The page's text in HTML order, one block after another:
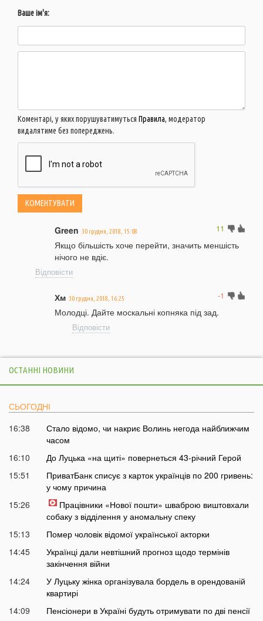
Ваше ім'я:
Коментарі, у яких порушуватимуться Правила, модератор
видалятиме без попереджень.
11
Green 30 грудня, 2018, 15:08
Якщо більшість хоче перейти, значить меншість
нічого не вдіє.
Відповісти
-1
Хм 30 грудня, 2018, 16:25
Молодці. Дайте москальні копняка під зад.
Відповісти
ОСТАННІ НОВИНИ
СЬОГОДНІ
16:38
Стало відомо, чи накриє Волинь негода найближчим
часом
16:10
До Луцька «на щиті» повернеться 43-річний Герой
15:51
ПриватБанк списує з карток українців по 200 гривень:
у чому причина
15:26
Працівники «Нової пошти» шваброю виштовхали
собаку з відділення у аномальну спеку
15:13
Помер чоловік відомої української акторки
14:45
Українці дали невтішний прогноз щодо термінів
закінчення війни
14:24
У Луцьку жінка організувала бордель в орендованій
квартирі
14:09
Пенсіонери в Україні будуть отримувати по дві пенсії